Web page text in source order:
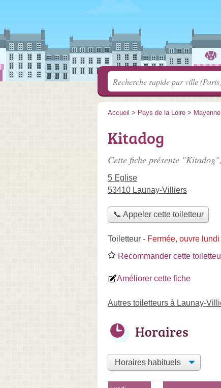
Accueil > Pays de la Loire > Mayenne
Kitadog
Cette fiche présente
5 Eglise
53410 Launay-Villiers
📞 Appeler cette toiletteur
Toiletteur - Fermée, ouvre
Recommander cette
Améliorer cette fiche
Autres toiletteurs à Launay-
Horaires